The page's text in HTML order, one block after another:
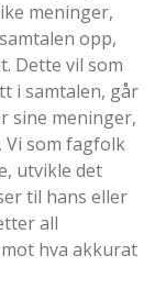
meninger,
opp,
Dette vil som
i samtalen, går
sine meninger,
Vi som fagfolk
utvikle det
til hans eller
all
hva akkurat